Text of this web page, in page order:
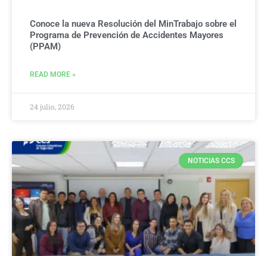
Conoce la nueva Resolución del MinTrabajo sobre el
Programa de Prevención de Accidentes Mayores
(PPAM)
READ MORE »
24 julio, 2026
NOTICIAS CCS